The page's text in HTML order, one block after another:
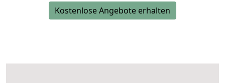
Kostenlose Angebote erhalten